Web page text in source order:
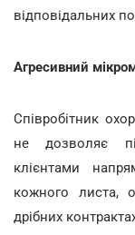
відповідальних
Агресивний
Співробітник
не дозволяє
клієнтами
кожного листа,
дрібних